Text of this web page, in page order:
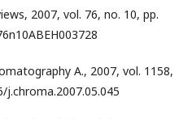
2007, vol. 76, no. 10, pp.
A., 2007, vol. 1158,
j.chroma.2007.05.045